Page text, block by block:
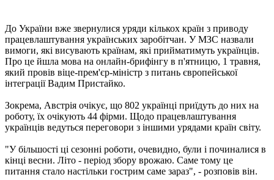
До України вже звернулися уряди кількох країн з приводу
працевлаштування українських заробітчан. У МЗС назвали
вимоги, які висувають країнам, які прийматимуть українців.
Про це йшла мова на онлайн-брифінгу в п'ятницю, 1 травня,
який провів віце-прем'єр-міністр з питань європейської
інтеграції Вадим Пристайко.
Зокрема, Австрія очікує, що 802 українці приїдуть до них на
роботу, їх очікують 44 фірми. Щодо працевлаштування
українців ведуться переговори з іншими урядами країн світу.
"У більшості ці сезонні роботи, очевидно, були і починалися в
кінці весни. Літо - період збору врожаю. Саме тому це
питання стало настільки гострим саме зараз", - розповів він.